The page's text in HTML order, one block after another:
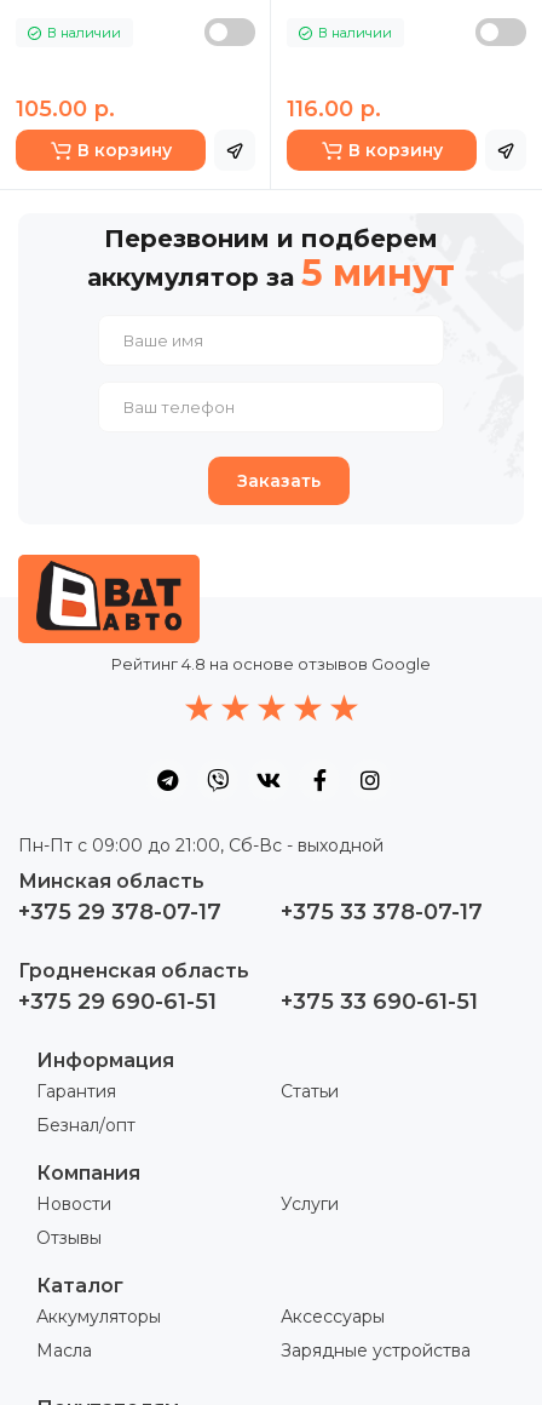
В наличии
105.00 р.
В корзину
В наличии
116.00 р.
В корзину
Перезвоним и подберем
аккумулятор за 5 минут
Заказать
Рейтинг4.8 на основе отзывов Google
Пн-Пт с 09:00 до 21:00, Сб-Вс - выходной
Минская область
+375 29 378-07-17 +375 33 378-07-17
Гродненская область
+375 29 690-61-51 +375 33 690-61-51
Информация
Гарантия
Безнал/опт
Статьи
Компания
Новости
Отзывы
Услуги
Каталог
Аккумуляторы
Масла
Аксессуары
Зарядные устройства